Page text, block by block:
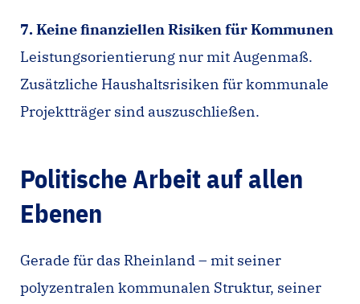
7. Keine finanziellen Risiken für Kommunen
Leistungsorientierung nur mit Augenmaß.
Zusätzliche Haushaltsrisiken für kommunale
Projektträger sind auszuschließen.
Politische Arbeit auf allen
Ebenen
Gerade für das Rheinland – mit seiner
polyzentralen kommunalen Struktur, seiner